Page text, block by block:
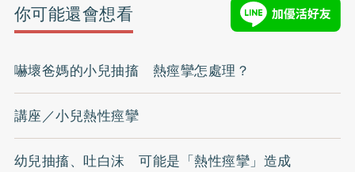
你可能還會想看
嚇壞爸媽的小兒抽搐 熱痙攣怎處理？
講座／小兒熱性痙攣
幼兒抽搐、吐白沫 可能是「熱性痙攣」造成